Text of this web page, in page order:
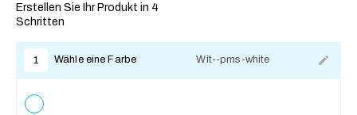
Erstellen Sie Ihr Produkt in 4
Schritten
1 Wähle eine Farbe Wit--pms-white